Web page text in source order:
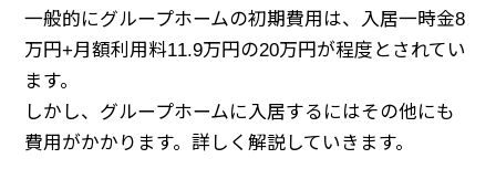
一般的にグループホームの初期費用は、入居一時金8
万円+月額利用料11.9万円の20万円が程度とされてい
ます。
しかし、グループホームに入居するにはその他にも
費用がかかります。詳しく解説していきます。